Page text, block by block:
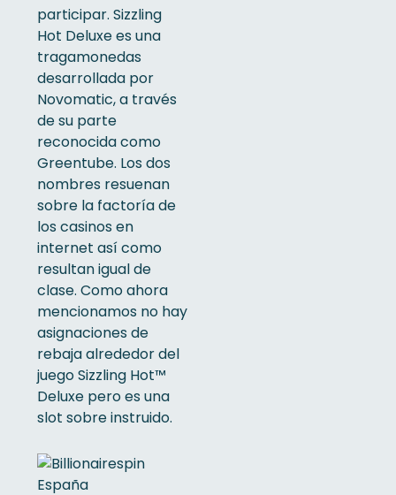
participar. Sizzling
Hot Deluxe es una
tragamonedas
desarrollada por
Novomatic, a través
de su parte
reconocida como
Greentube. Los dos
nombres resuenan
sobre la factoría de
los casinos en
internet así­ como
resultan igual de
clase. Como ahora
mencionamos no hay
asignaciones de
rebaja alrededor del
juego Sizzling Hot™
Deluxe pero es una
slot sobre instruido.